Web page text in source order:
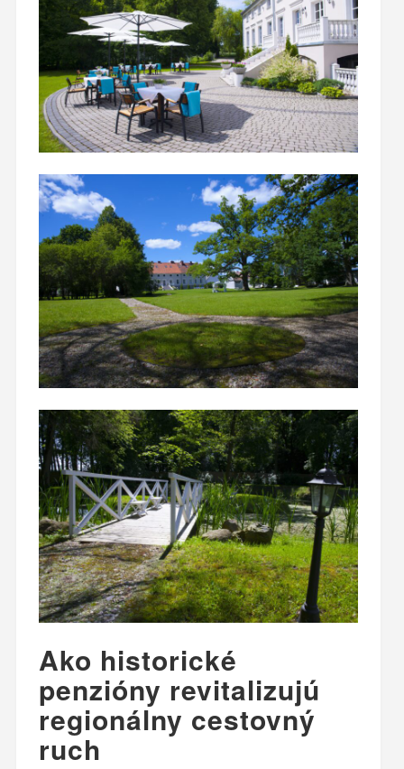
Ako historické
penzióny revitalizujú
regionálny cestovný
ruch